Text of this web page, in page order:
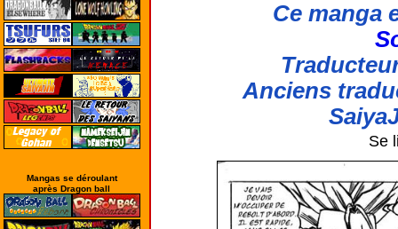
Mangas se déroulant
après Dragon ball
Ce manga
Anciens
Se